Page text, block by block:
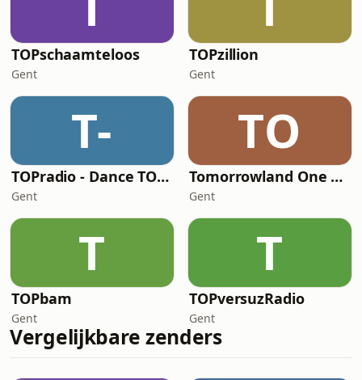
TOPschaamteloos
Gent
TOPzillion
Gent
T-
TOPradio - Dance TOP 1000
Gent
TO
Tomorrowland One World Radio
Gent
T
TOPbam
Gent
T
TOPversuzRadio
Gent
Vergelijkbare zenders